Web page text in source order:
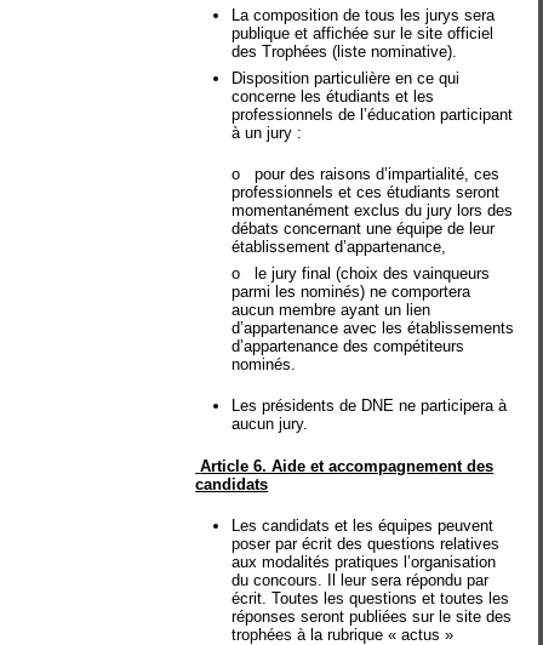
La composition de tous les jurys sera
publique et affichée sur le site officiel
des Trophées (liste nominative).
Disposition particulière en ce qui
concerne les étudiants et les
professionnels de l’éducation participant
à un jury :
opour des raisons d’impartialité, ces
professionnels et ces étudiants seront
momentanément exclus du jury lors des
débats concernant une équipe de leur
établissement d’appartenance,
ole jury final (choix des vainqueurs
parmi les nominés) ne comportera
aucun membre ayant un lien
d’appartenance avec les établissements
d’appartenance des compétiteurs
nominés.
Les présidents de DNE ne participera à
aucun jury.
Article 6. Aide et accompagnement des
candidats
Les candidats et les équipes peuvent
poser par écrit des questions relatives
aux modalités pratiques l’organisation
du concours. Il leur sera répondu par
écrit. Toutes les questions et toutes les
réponses seront publiées sur le site des
trophées à la rubrique « actus »